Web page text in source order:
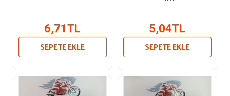
6,71TL
SEPETE EKLE
5,04TL
SEPETE EKLE